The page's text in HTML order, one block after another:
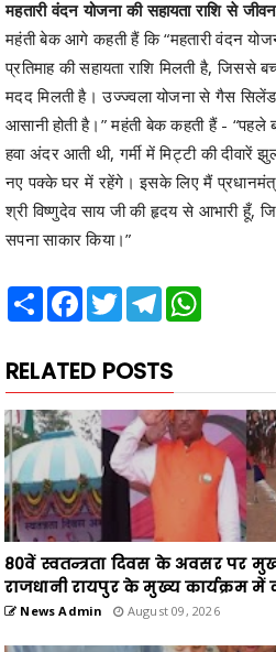
महतारी वंदन योजना की सहायता राशि से
महंती बेक आगे कहती हैं कि “महतारी वंदन
प्रतिमाह की सहायता राशि मिलती है, जिससे
मदद मिलती है। उज्ज्वला योजना से गैस
आसानी होती है।” महंती बेक कहती हैं - “पहले
हवा अंदर आती थी, गर्मी में मिट्टी की
नए पक्के घर में रहेंगे। इसके लिए मैं
श्री विष्णुदेव साय जी की हृदय से आभारी हूँ,
सपना साकार किया।”
Share Facebook
TwitterTelegram
RELATED POSTS
80वें स्वतन्त्रता दिवस के अवसर पर
राजधानी रायपुर के मुख्य कार्यक्रम में
News Admin August 09, 2026